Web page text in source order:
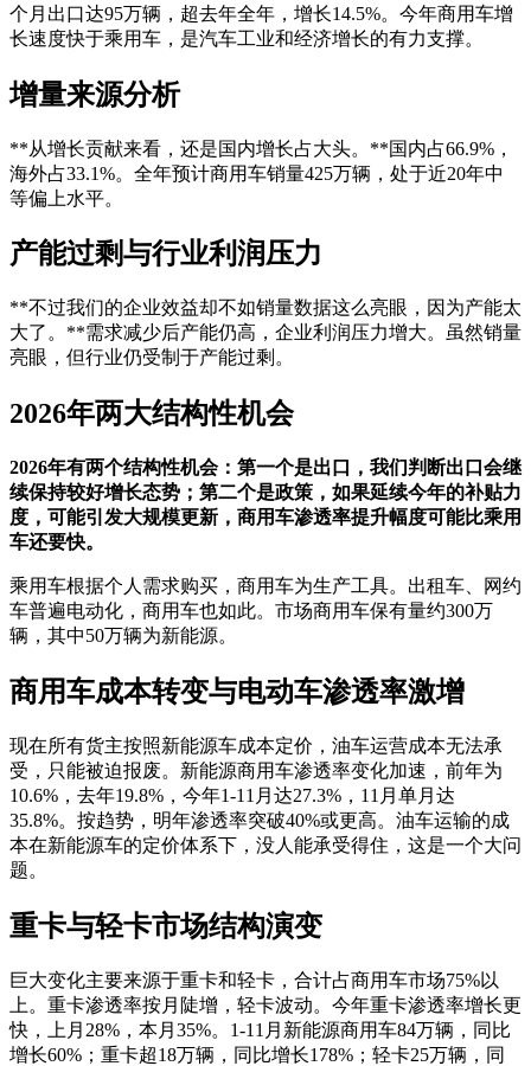
个月出口达95万辆，超去年全年，增长14.5%。今年商用车增
长速度快于乘用车，是汽车工业和经济增长的有力支撑。
增量来源分析
**从增长贡献来看，还是国内增长占大头。**国内占66.9%，
海外占33.1%。全年预计商用车销量425万辆，处于近20年中
等偏上水平。
产能过剩与行业利润压力
**不过我们的企业效益却不如销量数据这么亮眼，因为产能太
大了。**需求减少后产能仍高，企业利润压力增大。虽然销量
亮眼，但行业仍受制于产能过剩。
2026年两大结构性机会
2026年有两个结构性机会：第一个是出口，我们判断出口会继
续保持较好增长态势；第二个是政策，如果延续今年的补贴力
度，可能引发大规模更新，商用车渗透率提升幅度可能比乘用
车还要快。
乘用车根据个人需求购买，商用车为生产工具。出租车、网约
车普遍电动化，商用车也如此。市场商用车保有量约300万
辆，其中50万辆为新能源。
商用车成本转变与电动车渗透率激增
现在所有货主按照新能源车成本定价，油车运营成本无法承
受，只能被迫报废。新能源商用车渗透率变化加速，前年为
10.6%，去年19.8%，今年1-11月达27.3%，11月单月达
35.8%。按趋势，明年渗透率突破40%或更高。油车运输的成
本在新能源车的定价体系下，没人能承受得住，这是一个大问
题。
重卡与轻卡市场结构演变
巨大变化主要来源于重卡和轻卡，合计占商用车市场75%以
上。重卡渗透率按月陡增，轻卡波动。今年重卡渗透率增长更
快，上月28%，本月35%。1-11月新能源商用车84万辆，同比
增长60%；重卡超18万辆，同比增长178%；轻卡25万辆，同